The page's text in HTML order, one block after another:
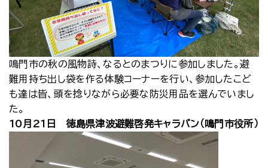
鳴門市の秋の風物詩、なるとのまつりに参加しました。避
難用持ち出し袋を作る体験コーナーを行い、参加したこど
も達は皆、頭を捻りながら必要な防災用品を選んでいまし
た。
10月21日 徳島県津波避難啓発キャラバン（鳴門市役所）